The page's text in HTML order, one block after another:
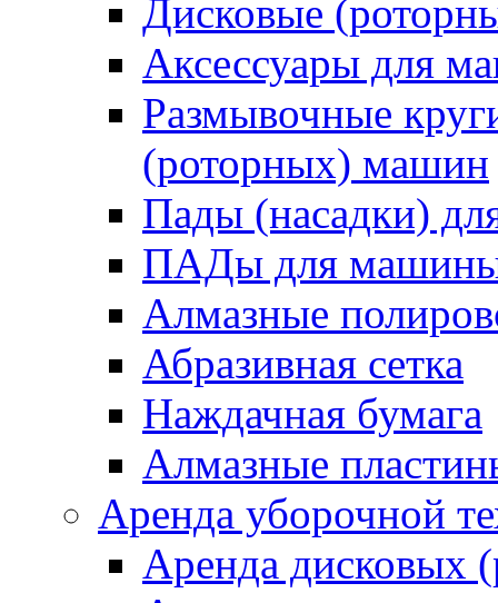
Дисковые
Аксессуары для
Размывочные
(роторных) машин
Пады (насадки)
ПАДы для
Алмазные
Абразивная сетка
Наждачная бумага
Алмазные
Аренда уборочной
Аренда дисковых